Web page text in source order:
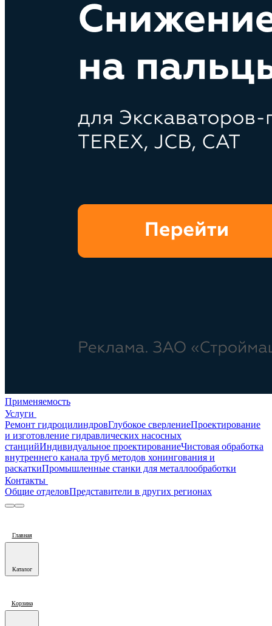
Применяемость
Услуги
Ремонт гидроцилиндровГлубокое сверлениеПроектирование
и изготовление гидравлических насосных
станцийИндивидуальное проектированиеЧистовая обработка
внутреннего канала труб методов хонингования и
раскаткиПромышленные станки для металлообработки
Контакты
Общие отделовПредставители в других регионах
Главная
Каталог
Корзина